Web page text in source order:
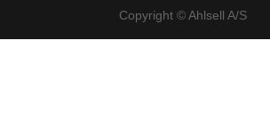
Copyright © Ahlsell A/S